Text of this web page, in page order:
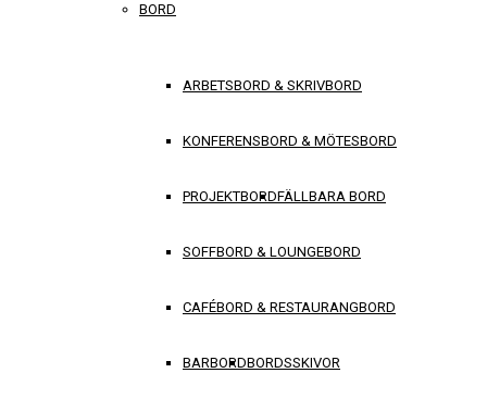
BORD
ARBETSBORD & SKRIVBORD
KONFERENSBORD & MÖTESBORD
PROJEKTBORDFÄLLBARA BORD
SOFFBORD & LOUNGEBORD
CAFÉBORD & RESTAURANGBORD
BARBORDBORDSSKIVOR